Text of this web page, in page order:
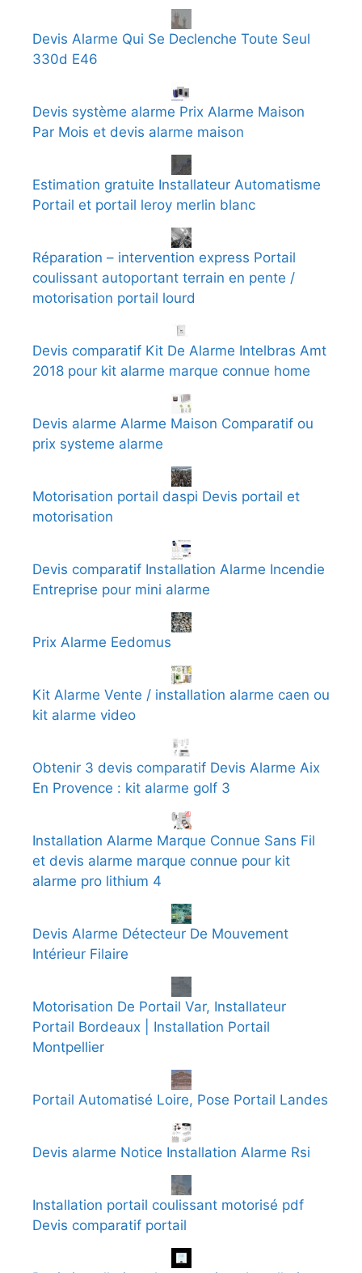
Devis Alarme Qui Se Declenche Toute Seul
330d E46
Devis système alarme Prix Alarme Maison
Par Mois et devis alarme maison
Estimation gratuite Installateur Automatisme
Portail et portail leroy merlin blanc
Réparation – intervention express Portail
coulissant autoportant terrain en pente /
motorisation portail lourd
Devis comparatif Kit De Alarme Intelbras Amt
2018 pour kit alarme marque connue home
Devis alarme Alarme Maison Comparatif ou
prix systeme alarme
Motorisation portail daspi Devis portail et
motorisation
Devis comparatif Installation Alarme Incendie
Entreprise pour mini alarme
Prix Alarme Eedomus
Kit Alarme Vente / installation alarme caen ou
kit alarme video
Obtenir 3 devis comparatif Devis Alarme Aix
En Provence : kit alarme golf 3
Installation Alarme Marque Connue Sans Fil
et devis alarme marque connue pour kit
alarme pro lithium 4
Devis Alarme Détecteur De Mouvement
Intérieur Filaire
Motorisation De Portail Var, Installateur
Portail Bordeaux | Installation Portail
Montpellier
Portail Automatisé Loire, Pose Portail Landes
Devis alarme Notice Installation Alarme Rsi
Installation portail coulissant motorisé pdf
Devis comparatif portail